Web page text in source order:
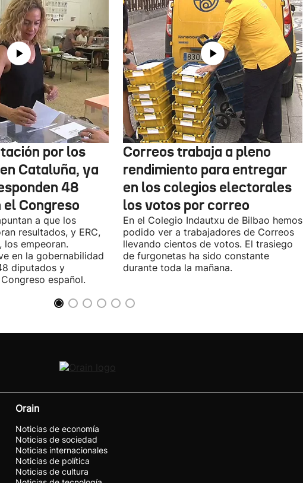
por los
Cataluña, ya
48
Congreso
a que los
resultados, y ERC,
empeoran.
en la gobernabilidad
diputados y
español.
Correos trabaja a pleno
rendimiento para entregar
en los colegios electorales
los votos por correo
En el Colegio Indautxu de Bilbao hemos
podido ver a trabajadores de Correos
llevando cientos de votos. El trasiego
de furgonetas ha sido constante
durante toda la mañana.
Orain
Noticias de economía
Noticias de sociedad
Noticias internacionales
Noticias de política
Noticias de cultura